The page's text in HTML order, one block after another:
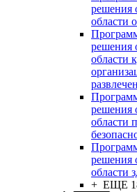
решения
области
решения
области
решения
области
решения
области
+ ЕЩЕ